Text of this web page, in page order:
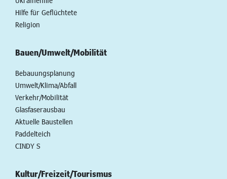
Hilfe für Geflüchtete
Religion
Bauen/Umwelt/Mobilität
Bebauungsplanung
Umwelt/Klima/Abfall
Verkehr/Mobilität
Glasfaserausbau
Aktuelle Baustellen
Paddelteich
CINDY S
Kultur/Freizeit/Tourismus